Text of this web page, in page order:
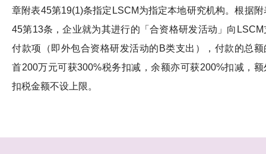
科技分享
会籍
章附表45第19(1)条指定LSCM为指定本地研究机构。根据附
45第13条，企业就为其进行的「合资格研发活动」向LSCM
付款项（即外包合资格研发活动的B类支出），付款的总额
首200万元可获300%税务扣减，余额亦可获200%扣减，额
扣税金额不设上限。